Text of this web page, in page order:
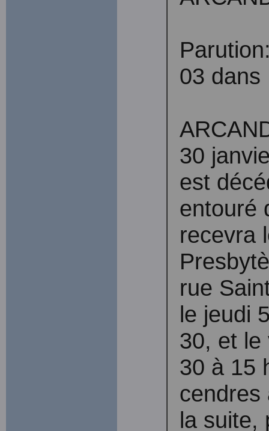
03 dans
30
est
entouré
recevra
rue
le jeudi
30, et le
30 à 15
cendres
la suite,